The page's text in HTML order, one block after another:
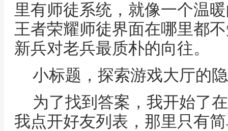
里有师徒系统，就像一个温
王者荣耀师徒界面在哪里都
新兵对老兵最质朴的向往。
小标题，探索游戏大厅的
为了找到答案，我开始了
我点开好友列表，那里只有